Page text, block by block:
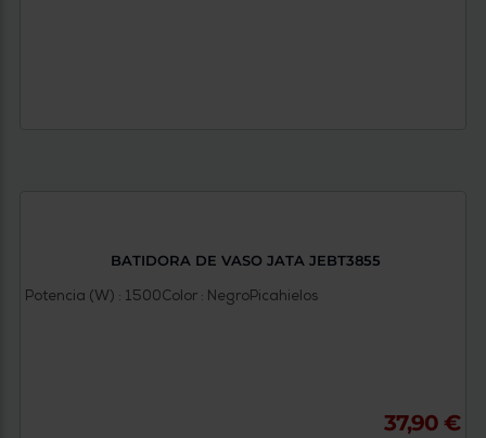
BATIDORA DE VASO JATA JEBT3855
Potencia (W) : 1500Color : NegroPicahielos
37,90 €